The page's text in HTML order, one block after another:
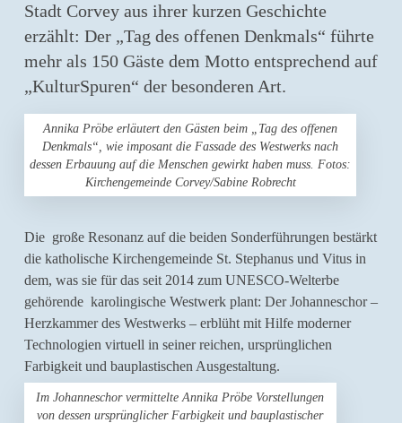
Stadt Corvey aus ihrer kurzen Geschichte
erzählt: Der „Tag des offenen Denkmals“ führte
mehr als 150 Gäste dem Motto entsprechend auf
„KulturSpuren“ der besonderen Art.
Annika Pröbe erläutert den Gästen beim „Tag des offenen
Denkmals“, wie imposant die Fassade des Westwerks nach
dessen Erbauung auf die Menschen gewirkt haben muss. Fotos:
Kirchengemeinde Corvey/Sabine Robrecht
Die große Resonanz auf die beiden Sonderführungen bestärkt
die katholische Kirchengemeinde St. Stephanus und Vitus in
dem, was sie für das seit 2014 zum UNESCO-Welterbe
gehörende karolingische Westwerk plant: Der Johanneschor –
Herzkammer des Westwerks – erblüht mit Hilfe moderner
Technologien virtuell in seiner reichen, ursprünglichen
Farbigkeit und bauplastischen Ausgestaltung.
Im Johanneschor vermittelte Annika Pröbe Vorstellungen
von dessen ursprünglicher Farbigkeit und bauplastischer